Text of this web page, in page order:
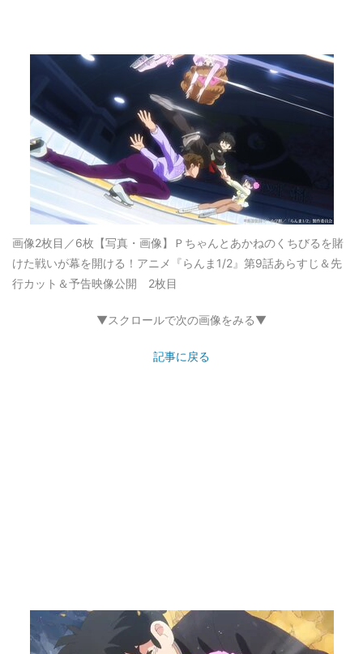
画像2枚目／6枚 【写真・画像】Ｐちゃんとあかねのくちびるを賭
けた戦いが幕を開ける！アニメ『らんま1/2』第9話あらすじ＆先
行カット＆予告映像公開 2枚目
▼スクロールで次の画像をみる▼
記事に戻る